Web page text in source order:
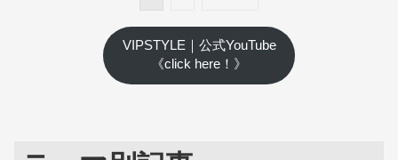
VIPSTYLE｜公式YouTube
《click here！》